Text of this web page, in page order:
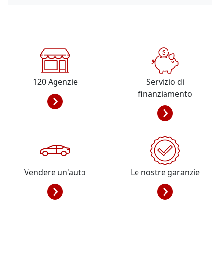
120Agenzie
Servizio di
finanziamento
Vendere un'auto Le nostre garanzie